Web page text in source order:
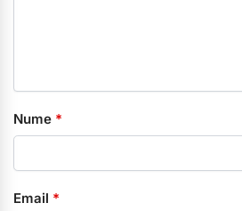
Nume *
Email *